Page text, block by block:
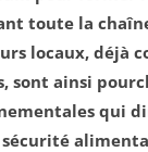
toute la
locaux, déjà
sont ainsi
qui
sécurité